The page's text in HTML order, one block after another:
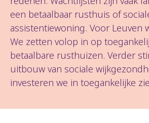
een betaalbaar rusthuis of
assistentiewoning. Voor Leuven
We zetten volop in op
betaalbare rusthuizen. Verder
uitbouw van sociale
investeren we in toegankelijke